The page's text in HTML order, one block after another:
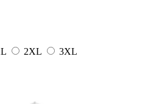
2XL
3XL